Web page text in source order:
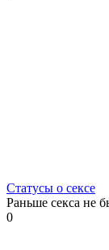
Статусы о сексе
Раньше секса не
0